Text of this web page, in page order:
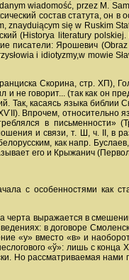
wiadomość, przez M.
состав статута, он
znayduiącym się w Ruskim
(Historya literatury
писатели: Ярошевич
i idiotyzmy,w mowie
Скорина, стр. ХП),
не говорит... (так как он
Так, касаясь языка
Впрочем,
в письменности»
и связи, т. Ш, ч. ІІ, в
как напр.
его и Крыжанич
с особенностями как
черта выражается в
в договоре
«у» вместо «в» и
«ў»: лишь с конца
Но рассматриваемая